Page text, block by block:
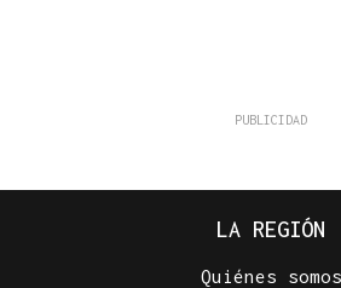
LA REGIÓN
Quiénes somos